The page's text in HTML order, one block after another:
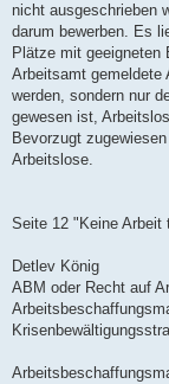
nicht ausgeschrieben
darum bewerben. Es
Plätze mit geeigneten
Arbeitsamt gemeldete
werden, sondern nur
gewesen ist,
Bevorzugt
Arbeitslose.
Seite 12 "Keine Arbeit
Detlev König
ABM oder Recht auf